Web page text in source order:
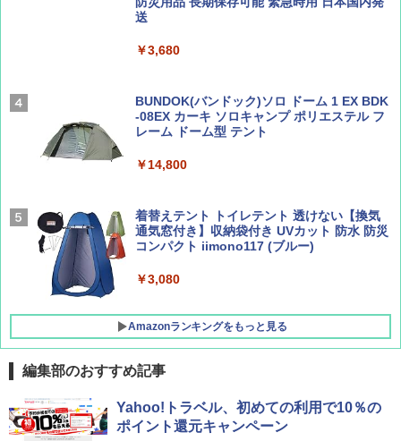
Coyote No.89 特集 星野道夫 夢見る旅
AIRLINE（エアライン）2026年9月号【特
集】ボーイング110周年を祝して！
￥1,760
地球の歩き方 スター・ウォーズ
A26 地球の歩き方 チェコ ポーランド スロヴ
ァキア 2026～2027 地球の歩き方A ヨーロッ
￥5,999
ーティング フルクローズ メッシュ 3-4人用
簡単設置 ポップアップテント エクルベージ
ュ(BC仕様) PATC-150B(EB)
￥9,990
[キャンパーズコレクション 山善] 傘みたいに
広げるだけ パッとサッとテント キューブワ
イド ブラックコーティング フルクローズ メ
ATCW-150B エクルベージュ
送
￥3,680
BUNDOK(バンドック)ソロ ドーム 1 EX BDK
-08EX カーキ ソロキャンプ ポリエステル フ
レーム ドーム型 テント
￥14,800
着替えテント トイレテント 透けない【換気
通気窓付き】収納袋付き UVカット 防水 防災
コンパクト iimono117 (ブルー)
￥3,080
Amazonランキングをもっと見る
編集部のおすすめ記事
Yahoo!トラベル、初めての利用で10％の
ポイント還元キャンペーン